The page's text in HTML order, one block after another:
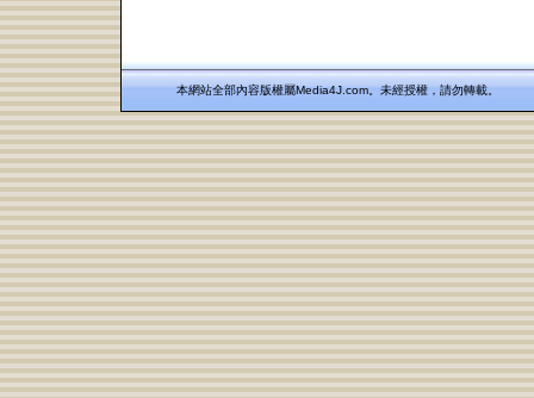
本網站全部內容版權屬Media4J.com。未經授權，請勿轉載。